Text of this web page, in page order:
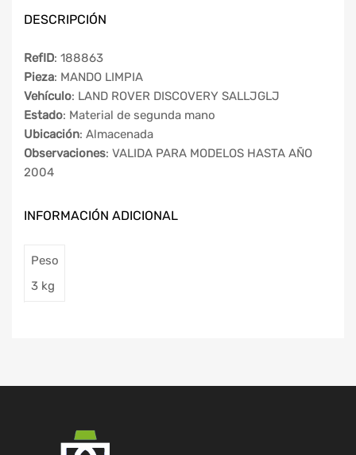
DESCRIPCIÓN
RefID: 188863
Pieza: MANDO LIMPIA
Vehículo: LAND ROVER DISCOVERY SALLJGLJ
Estado: Material de segunda mano
Ubicación: Almacenada
Observaciones: VALIDA PARA MODELOS HASTA AÑO
2004
INFORMACIÓN ADICIONAL
Peso
3 kg